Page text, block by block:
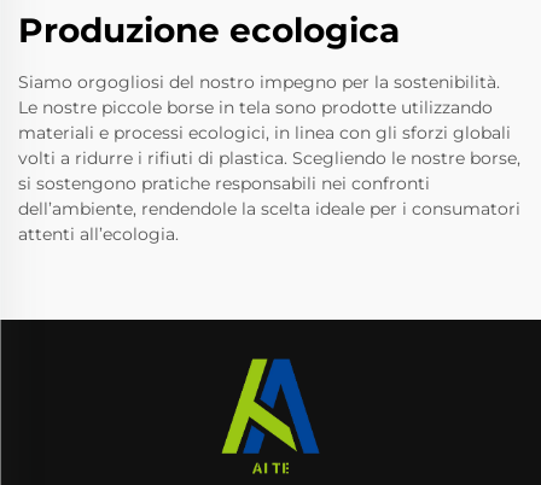
Produzione ecologica
Siamo orgogliosi del nostro impegno per la sostenibilità.
Le nostre piccole borse in tela sono prodotte utilizzando
materiali e processi ecologici, in linea con gli sforzi globali
volti a ridurre i rifiuti di plastica. Scegliendo le nostre borse,
si sostengono pratiche responsabili nei confronti
dell’ambiente, rendendole la scelta ideale per i consumatori
attenti all’ecologia.